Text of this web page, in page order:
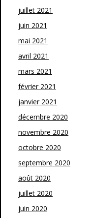
juillet 2021
juin 2021
mai 2021
avril 2021
mars 2021
février 2021
janvier 2021
décembre 2020
novembre 2020
octobre 2020
septembre 2020
août 2020
juillet 2020
juin 2020